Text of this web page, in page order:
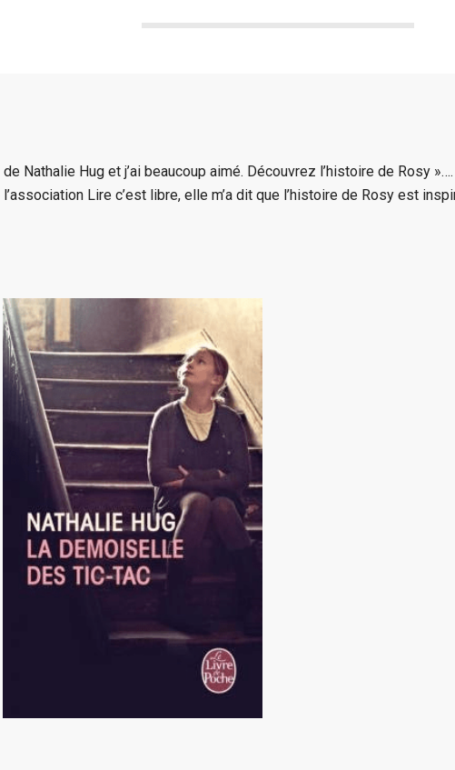
Nathalie Hug et j’ai beaucoup aimé. Découvrez l’histoire de Rosy »….
Lire c’est libre, elle m’a dit que l’histoire de Rosy est